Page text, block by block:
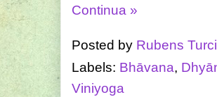
Continua »
Posted by Rubens Turci
Labels: Bhāvana,
Viniyoga